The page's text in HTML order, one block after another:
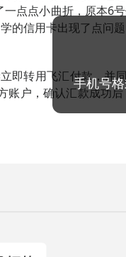
点点小曲折，原本6
的信用卡出现了点问题
即转用飞汇付款，并
户，确认汇款成功
手机号